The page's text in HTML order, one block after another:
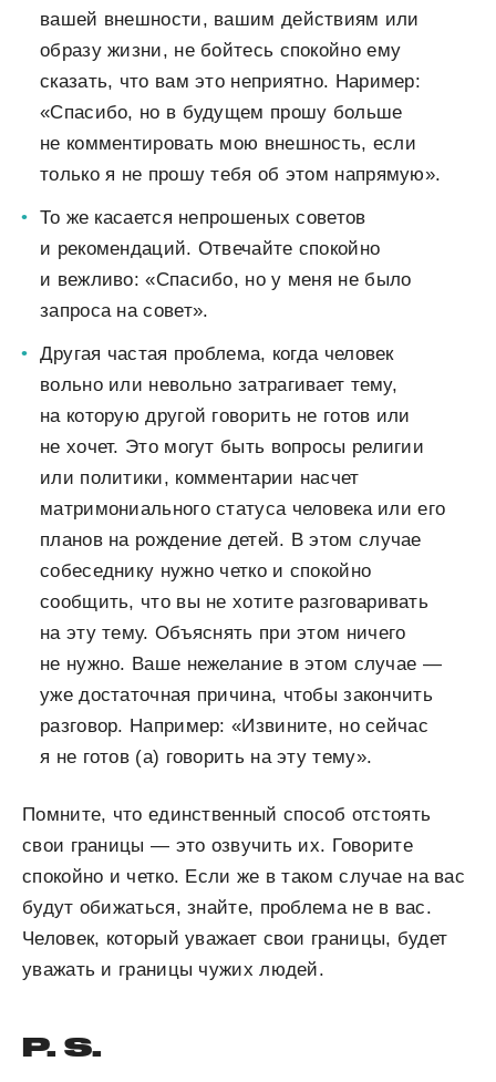
вашей внешности, вашим действиям или
образу жизни, не бойтесь спокойно ему
сказать, что вам это неприятно. Наример:
«Спасибо, но в будущем прошу больше
не комментировать мою внешность, если
только я не прошу тебя об этом напрямую».
То же касается непрошеных советов
и рекомендаций. Отвечайте спокойно
и вежливо: «Спасибо, но у меня не было
запроса на совет».
Другая частая проблема, когда человек
вольно или невольно затрагивает тему,
на которую другой говорить не готов или
не хочет. Это могут быть вопросы религии
или политики, комментарии насчет
матримониального статуса человека или его
планов на рождение детей. В этом случае
собеседнику нужно четко и спокойно
сообщить, что вы не хотите разговаривать
на эту тему. Объяснять при этом ничего
не нужно. Ваше нежелание в этом случае —
уже достаточная причина, чтобы закончить
разговор. Например: «Извините, но сейчас
я не готов (а) говорить на эту тему».
Помните, что единственный способ отстоять
свои границы — это озвучить их. Говорите
спокойно и четко. Если же в таком случае на вас
будут обижаться, знайте, проблема не в вас.
Человек, который уважает свои границы, будет
уважать и границы чужих людей.
P. S.